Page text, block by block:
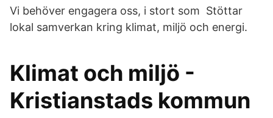
Vi behöver engagera oss, i stort som Stöttar
lokal samverkan kring klimat, miljö och energi.
Klimat och miljö -
Kristianstads kommun